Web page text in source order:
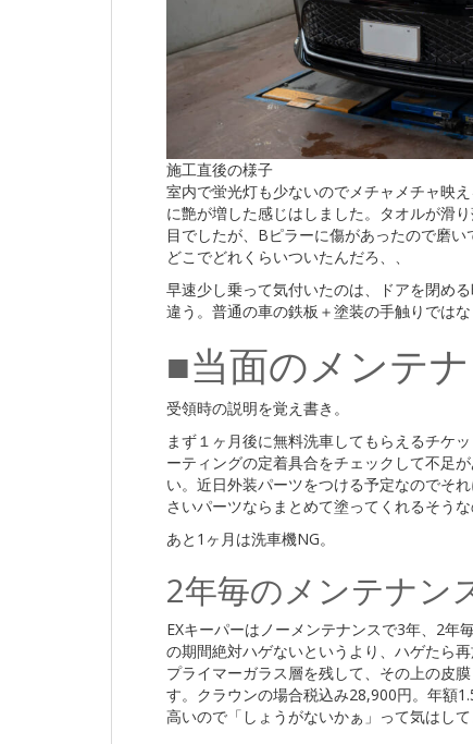
施工直後の様子
室内で蛍光灯も少ないのでメチャメチャ映
に艶が増した感じはしました。タオルが滑
目でしたが、Bピラーに傷があったので磨
どこでどれくらいついたんだろ、、
早速少し乗って気付いたのは、ドアを閉め
違う。普通の車の鉄板＋塗装の手触りでは
■当面のメンテ
受領時の説明を覚え書き。
まず１ヶ月後に無料洗車してもらえるチケ
ーティングの定着具合をチェックして不足
い。近日外装パーツをつける予定なのでそ
さいパーツならまとめて塗ってくれるそう
あと1ヶ月は洗車機NG。
2年毎のメンテナン
EXキーパーはノーメンテナンスで3年、2年
の期間絶対ハゲないというより、ハゲたら
プライマーガラス層を残して、その上の皮
す。クラウンの場合税込み28,900円。年額
高いので「しょうがないかぁ」って気はし